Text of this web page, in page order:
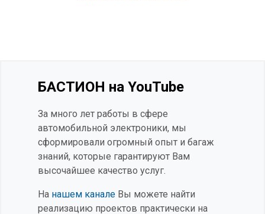
БАСТИОН на YouTube
За много лет работы в сфере
автомобильной электроники, мы
сформировали огромный опыт и багаж
знаний, которые гарантируют Вам
высочайшее качество услуг.
На нашем канале Вы можете найти
реализацию проектов практически на